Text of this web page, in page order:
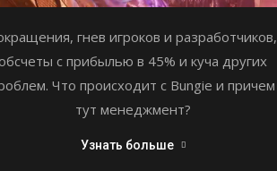
гнев игроков и разработчиков,
с прибылью в 45% и куча других
Что происходит с Bungie и причем
тут менеджмент?
Узнать больше